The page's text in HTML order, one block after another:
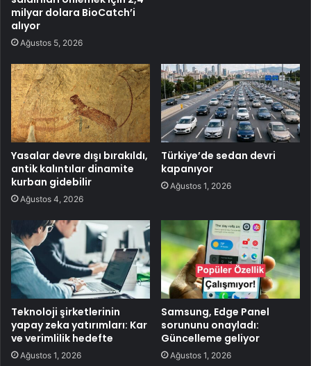
milyar dolara BioCatch’i
alıyor
Ağustos 5, 2026
Yasalar devre dışı bırakıldı,
antik kalıntılar dinamite
kurban gidebilir
Ağustos 4, 2026
Türkiye’de sedan devri
kapanıyor
Ağustos 1, 2026
Teknoloji şirketlerinin
yapay zeka yatırımları: Kar
ve verimlilik hedefte
Ağustos 1, 2026
Samsung, Edge Panel
sorununu onayladı:
Güncelleme geliyor
Ağustos 1, 2026